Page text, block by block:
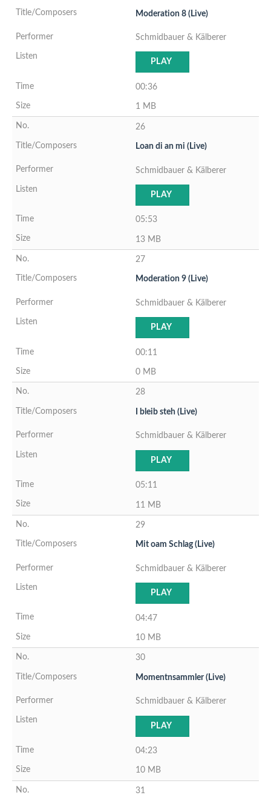
Moderation 8 (Live)
Schmidbauer & Kälberer
PLAY
00:36
1 MB
26
Loan di an mi (Live)
Schmidbauer & Kälberer
PLAY
05:53
13 MB
27
Moderation 9 (Live)
Schmidbauer & Kälberer
PLAY
00:11
0 MB
28
I bleib steh (Live)
Schmidbauer & Kälberer
PLAY
05:11
11 MB
29
Mit oam Schlag (Live)
Schmidbauer & Kälberer
PLAY
04:47
10 MB
30
Momentnsammler (Live)
Schmidbauer & Kälberer
PLAY
04:23
10 MB
31